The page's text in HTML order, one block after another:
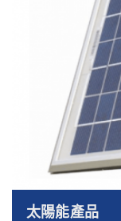
太陽能產品